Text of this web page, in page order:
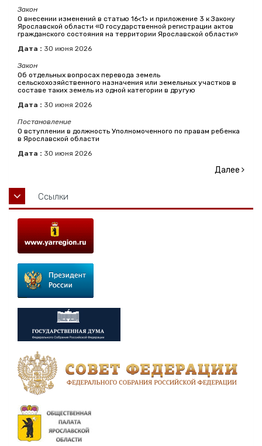
Закон
О внесении изменений в статью 16<1> и приложение 3 к Закону
Ярославской области «О государственной регистрации актов
гражданского состояния на территории Ярославской области»
Дата : 30 июня 2026
Закон
Об отдельных вопросах перевода земель
сельскохозяйственного назначения или земельных участков в
составе таких земель из одной категории в другую
Дата : 30 июня 2026
Постановление
О вступлении в должность Уполномоченного по правам ребенка
в Ярославской области
Дата : 30 июня 2026
Далее
Ссылки